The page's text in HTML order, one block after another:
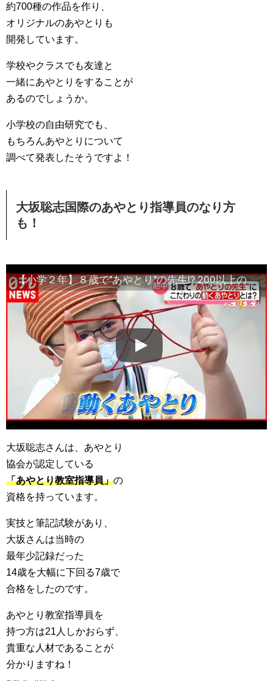
約700種の作品を作り、
オリジナルのあやとりも
開発しています。
学校やクラスでも友達と
一緒にあやとりをすることが
あるのでしょうか。
小学校の自由研究でも、
もちろんあやとりについて
調べて発表したそうですよ！
大坂聡志国際のあやとり指導員のなり方
も！
【小学２年】８歳で"あやとり"の先生!? 200以上のオリジナル作品考案した大坂さとしくん『every.特集』
大坂聡志さんは、あやとり
協会が認定している
「あやとり教室指導員」の
資格を持っています。
実技と筆記試験があり、
大坂さんは当時の
最年少記録だった
14歳を大幅に下回る7歳で
合格をしたのです。
あやとり教室指導員を
持つ方は21人しかおらず、
貴重な人材であることが
分かりますね！